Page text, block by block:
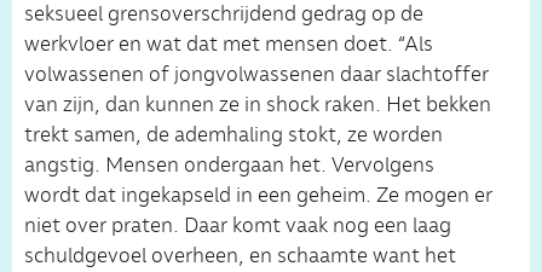
seksueel grensoverschrijdend gedrag op de
werkvloer en wat dat met mensen doet. “Als
volwassenen of jongvolwassenen daar slachtoffer
van zijn, dan kunnen ze in shock raken. Het bekken
trekt samen, de ademhaling stokt, ze worden
angstig. Mensen ondergaan het. Vervolgens
wordt dat ingekapseld in een geheim. Ze mogen er
niet over praten. Daar komt vaak nog een laag
schuldgevoel overheen, en schaamte want het